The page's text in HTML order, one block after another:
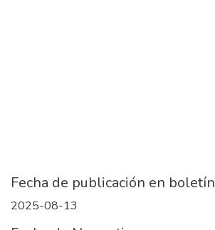
Fecha de publicación en boletín
2025-08-13